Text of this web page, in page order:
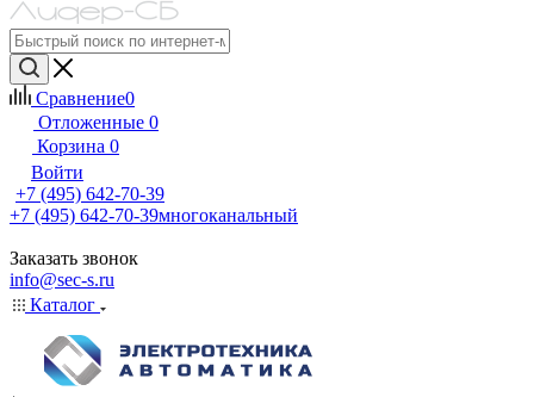
Сравнение0
Отложенные 0
Корзина 0
Войти
+7 (495) 642-70-39
+7 (495) 642-70-39многоканальный
Заказать звонок
info@sec-s.ru
Каталог